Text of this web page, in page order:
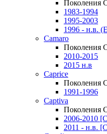
Поколения
1983-1994
1995-2003
1996 - н.в.
Camaro
Поколения
2010-2015
2015 н.в
Caprice
Поколения
1991-1996
Captiva
Поколения
2006-2010
2011 - н.в.